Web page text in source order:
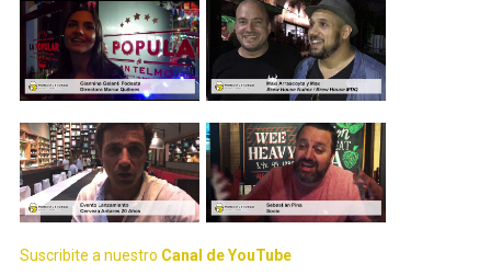
Suscribite a nuestro Canal de YouTube